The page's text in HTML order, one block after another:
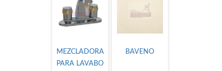
MEZCLADORA
PARA LAVABO
BAVENO